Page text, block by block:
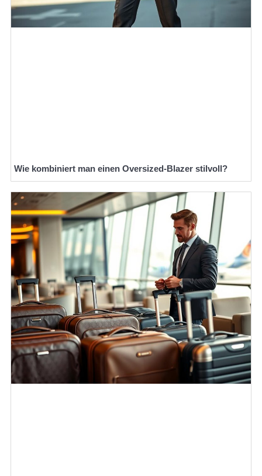
Wie kombiniert man einen Oversized-Blazer stilvoll?